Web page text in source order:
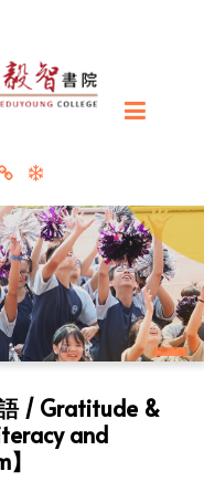
/ Gratitude &
and